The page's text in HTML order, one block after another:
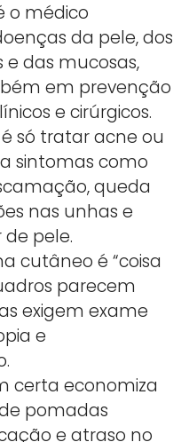
o médico
da pele, dos
e das mucosas,
em prevenção
e cirúrgicos.
só tratar acne ou
sintomas como
queda
nas unhas e
pele.
cutâneo é “coisa
parecem
exigem exame
e
certa economiza
pomadas
e atraso no